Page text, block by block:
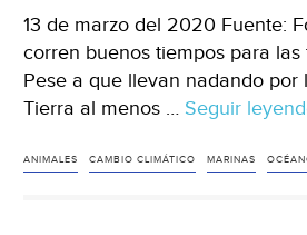
13 de marzo del 2020 Fuente:
corren buenos tiempos para las
Pese a que llevan nadando por
Tierra al menos … Seguir
ANIMALES CAMBIO CLIMÁTICO MARINAS